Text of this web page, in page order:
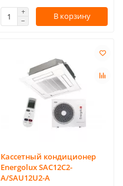
В корзину
Кассетный кондиционер
Energolux SAC12C2-
A/SAU12U2-A